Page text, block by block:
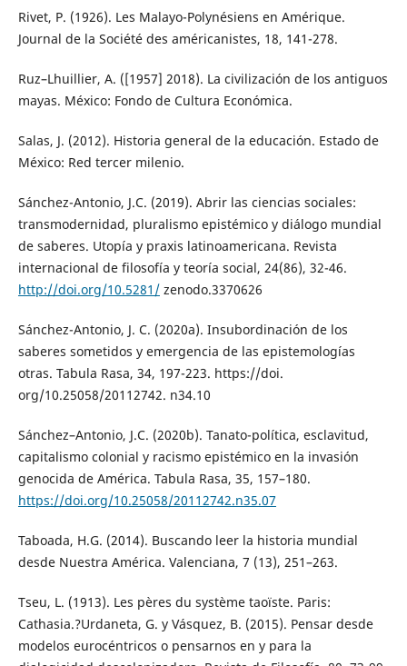
Rivet, P. (1926). Les Malayo-Polynésiens en Amérique.
Journal de la Société des américanistes, 18, 141-278.
Ruz–Lhuillier, A. ([1957] 2018). La civilización de los antiguos
mayas. México: Fondo de Cultura Económica.
Salas, J. (2012). Historia general de la educación. Estado de
México: Red tercer milenio.
Sánchez-Antonio, J.C. (2019). Abrir las ciencias sociales:
transmodernidad, pluralismo epistémico y diálogo mundial
de saberes. Utopía y praxis latinoamericana. Revista
internacional de filosofía y teoría social, 24(86), 32-46.
http://doi.org/10.5281/zenodo.3370626
Sánchez-Antonio, J. C. (2020a). Insubordinación de los
saberes sometidos y emergencia de las epistemologías
otras. Tabula Rasa, 34, 197-223. https://doi.
org/10.25058/20112742. n34.10
Sánchez–Antonio, J.C. (2020b). Tanato-política, esclavitud,
capitalismo colonial y racismo epistémico en la invasión
genocida de América. Tabula Rasa, 35, 157–180.
https://doi.org/10.25058/20112742.n35.07
Taboada, H.G. (2014). Buscando leer la historia mundial
desde Nuestra América. Valenciana, 7 (13), 251–263.
Tseu, L. (1913). Les pères du système taoïste. Paris:
Cathasia.?Urdaneta, G. y Vásquez, B. (2015). Pensar desde
modelos eurocéntricos o pensarnos en y para la